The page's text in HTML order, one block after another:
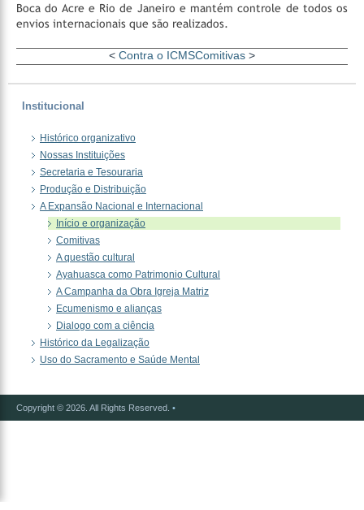
Boca do Acre e Rio de Janeiro e mantém controle de todos os
envios internacionais que são realizados.
< Contra o ICMSComitivas >
Institucional
Histórico organizativo
Nossas Instituições
Secretaria e Tesouraria
Produção e Distribuição
A Expansão Nacional e Internacional
Início e organização
Comitivas
A questão cultural
Ayahuasca como Patrimonio Cultural
A Campanha da Obra Igreja Matriz
Ecumenismo e alianças
Dialogo com a ciência
Histórico da Legalização
Uso do Sacramento e Saúde Mental
Copyright © 2026. All Rights Reserved. •